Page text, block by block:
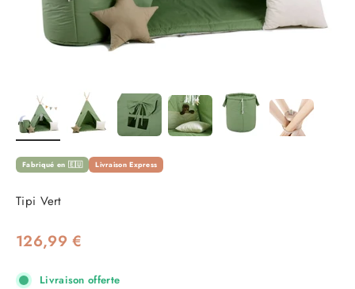
Fabriqué en 🇪🇺 Livraison Express
Tipi Vert
Prix de vente
126,99 €
Livraison offerte